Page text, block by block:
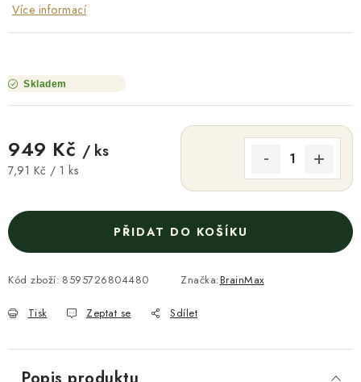
Více informací
Skladem
949 Kč / ks
Měrná cena:
7,91 Kč / 1 ks
PŘIDAT DO KOŠÍKU
Kód zboží: 8595726804480 Značka:BrainMax
Tisk Zeptat se Sdílet